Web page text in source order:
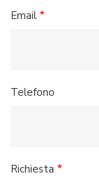
Email
Telefono
Richiesta